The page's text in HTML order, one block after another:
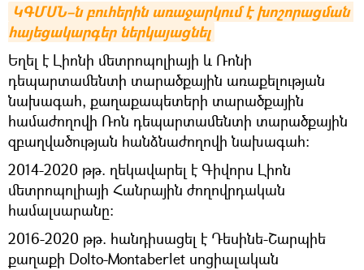
ԿԳՄՍՆ–ն բուհերին առաջարկում է խոշորացման
հայեցակարգեր ներկայացնել
Եղել է Լիոնի մետրոպոլիայի և Ռոնի
դեպարտամենտի տարածքային առաքելության
նախագահ, քաղաքապետերի տարածքային
համաժողովի Ռոն դեպարտամենտի տարածքային
զբաղվածության հանձնաժողովի նախագահ:
2014-2020 թթ. ղեկավարել է Գիվորս Լիոն
մետրոպոլիայի Հանրային ժողովրդական
համալսարանը:
2016-2020 թթ. հանդիսացել է Դեսինե-Շարպիե
քաղաքի Dolto-Montaberlet սոցիալական